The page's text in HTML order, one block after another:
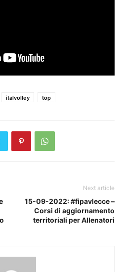
italvolley top
Next article
15-09-2022: #fipavlecce –
Corsi di aggiornamento
territoriali per Allenatori